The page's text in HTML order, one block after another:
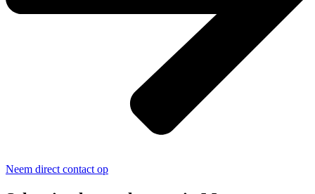
Neem direct contact op